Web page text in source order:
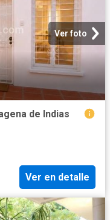
Ver foto
de Indias
Ver en detalle